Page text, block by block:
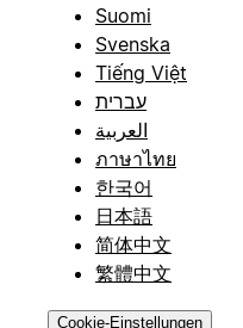
Suomi
Svenska
Tiếng Việt
עברית
العربية
ภาษาไทย
한국어
日本語
简体中文
繁體中文
Cookie-Einstellungen